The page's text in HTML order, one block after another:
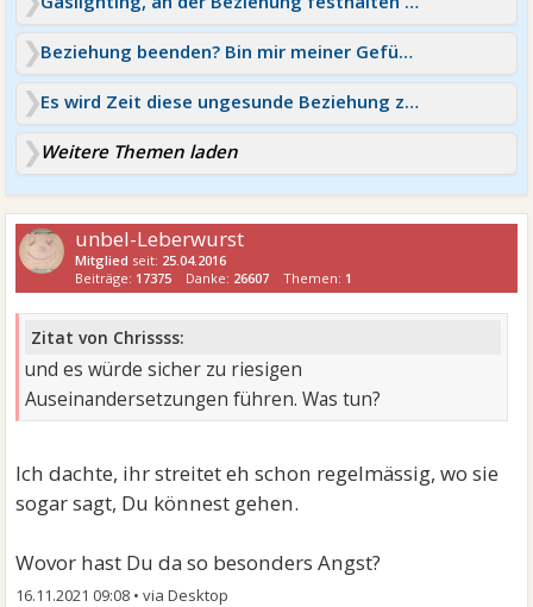
Beziehung beenden? Bin mir meiner Gefühle unsicher
Es wird Zeit diese ungesunde Beziehung zu beenden
Weitere Themen laden
unbel-Leberwurst
Mitglied seit: 25.04.2016
Beiträge: 17375 Danke: 26607 Themen: 1
Zitat von Chrissss:
und es würde sicher zu riesigen
Auseinandersetzungen führen. Was tun?
Ich dachte, ihr streitet eh schon regelmässig, wo sie
sogar sagt, Du könnest gehen.
Wovor hast Du da so besonders Angst?
16.11.2021 09:08 •